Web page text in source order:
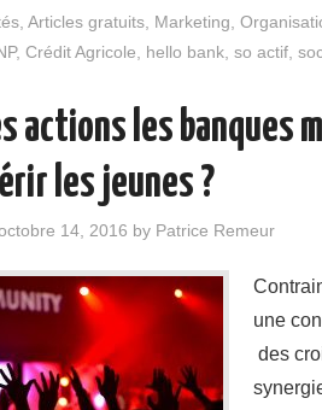
,Articles gratuits Marketing ,
, Crédit Agricole hello bank so actif
actions les banques
les jeunes ?
14, 2016 by Patrice Remeur
une
des